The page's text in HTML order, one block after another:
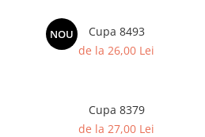
NOU
Cupa 8493
de la 26,00 Lei
Cupa 8379
de la 27,00 Lei